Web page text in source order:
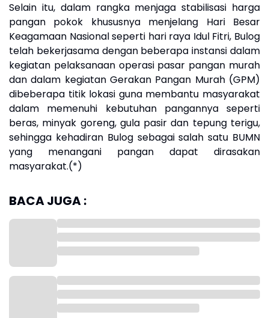
Selain itu, dalam rangka menjaga stabilisasi harga
pangan pokok khususnya menjelang Hari Besar
Keagamaan Nasional seperti hari raya Idul Fitri, Bulog
telah bekerjasama dengan beberapa instansi dalam
kegiatan pelaksanaan operasi pasar pangan murah
dan dalam kegiatan Gerakan Pangan Murah (GPM)
dibeberapa titik lokasi guna membantu masyarakat
dalam memenuhi kebutuhan pangannya seperti
beras, minyak goreng, gula pasir dan tepung terigu,
sehingga kehadiran Bulog sebagai salah satu BUMN
yang menangani pangan dapat dirasakan
masyarakat.(*)
BACA JUGA :